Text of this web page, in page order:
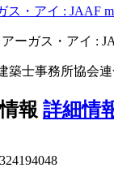
ス・アイ : JAAF
アーガス・アイ :
築士事務所協会
報 詳細情